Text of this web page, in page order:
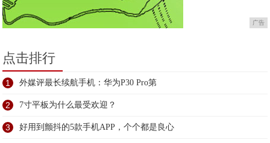
广告
点击排行
1 外媒评最长续航手机：华为P30 Pro第
2 7寸平板为什么最受欢迎？
3 好用到颤抖的5款手机APP，个个都是良心